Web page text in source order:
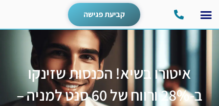
קביעת פגישה
איטורו בשיא! הכנסות שזינקו
ב-28% ורווח של 60 סנט למניה –